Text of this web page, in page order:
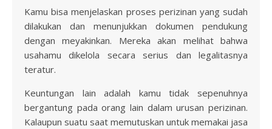
Kamu bisa menjelaskan proses perizinan yang sudah
dilakukan dan menunjukkan dokumen pendukung
dengan meyakinkan. Mereka akan melihat bahwa
usahamu dikelola secara serius dan legalitasnya
teratur.
Keuntungan lain adalah kamu tidak sepenuhnya
bergantung pada orang lain dalam urusan perizinan.
Kalaupun suatu saat memutuskan untuk memakai jasa